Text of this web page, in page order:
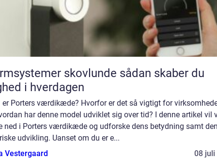
skovlunde sådan skaber du
i hverdagen
er Porters værdikæde? Hvorfor er det så vigtigt for
har denne model udviklet sig over tid? I denne artikel vil
ned i Porters værdikæde og udforske dens betydning samt
udvikling. Uanset om du er e...
Vestergaard
08 juli